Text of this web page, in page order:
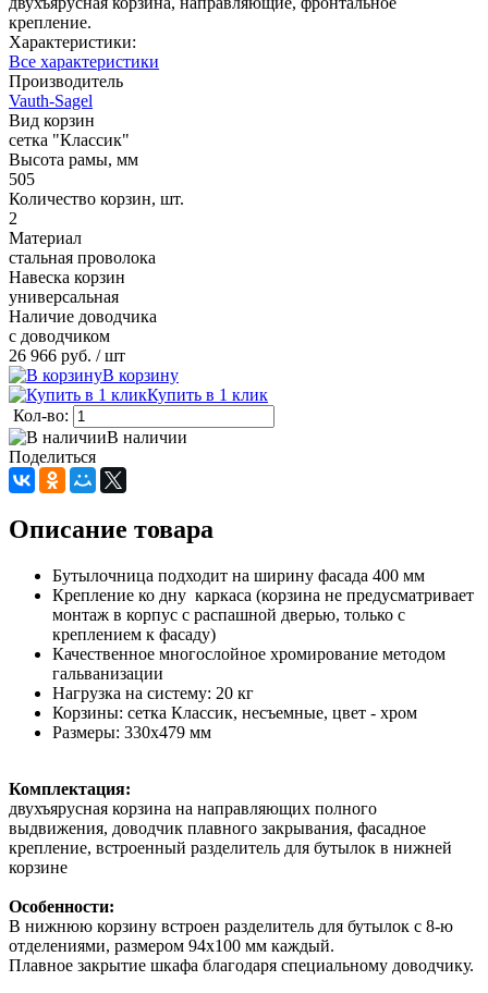
крепление.
Характеристики:
Все характеристики
Производитель
Vauth-Sagel
Вид корзин
сетка "Классик"
Высота рамы, мм
505
Количество корзин, шт.
2
Материал
стальная проволока
Навеска корзин
универсальная
Наличие доводчика
с доводчиком
26 966 руб. / шт
В корзину
Купить в 1 клик
Кол-во:
В наличии
Поделиться
Описание товара
Бутылочница подходит на ширину фасада 400 мм
Крепление ко дну каркаса (корзина не предусматривает
монтаж в корпус с распашной дверью, только с
креплением к фасаду)
Качественное многослойное хромирование методом
гальванизации
Нагрузка на систему: 20 кг
Корзины: сетка Классик, несъемные, цвет - хром
Размеры: 330х479 мм
Комплектация:
двухъярусная корзина на направляющих полного
выдвижения, доводчик плавного закрывания, фасадное
крепление, встроенный разделитель для бутылок в нижней
корзине
Особенности:
В нижнюю корзину встроен разделитель для бутылок с 8-ю
отделениями, размером 94х100 мм каждый.
Плавное закрытие шкафа благодаря специальному доводчику.